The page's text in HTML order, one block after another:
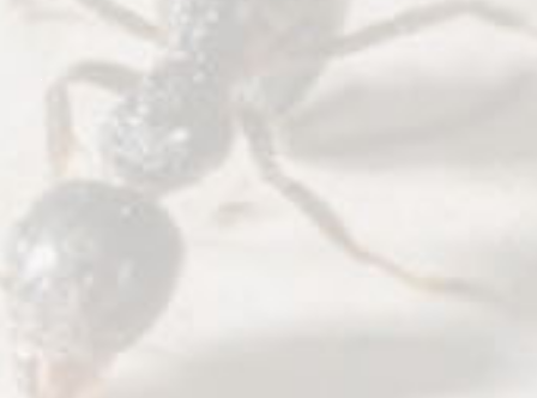
ESTUDIO Y DIAGNÓSTICO
Nombre *